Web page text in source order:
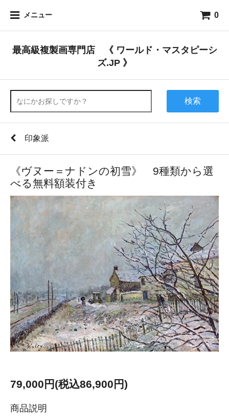
メニュー 0
最高級複製画専門店 《 ワールド・マスタピーシ
ズ.JP 》
検索
印象派
《ヴヌー＝ナドンの初雪》 9種類から選
べる無料額装付き
79,000円(税込86,900円)
商品説明